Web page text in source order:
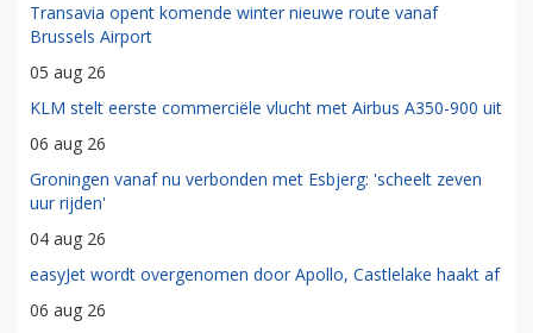
Transavia opent komende winter nieuwe route vanaf
Brussels Airport
05 aug 26
KLM stelt eerste commerciële vlucht met Airbus A350-900 uit
06 aug 26
Groningen vanaf nu verbonden met Esbjerg: 'scheelt zeven
uur rijden'
04 aug 26
easyJet wordt overgenomen door Apollo, Castlelake haakt af
06 aug 26